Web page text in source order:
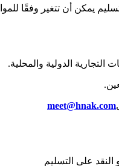
يمكن أن تتغير وفقًا
التجارية الدولية والمحلية.
meet@hnak.com
النقد على التسليم